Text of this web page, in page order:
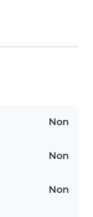
Non
Non
Non